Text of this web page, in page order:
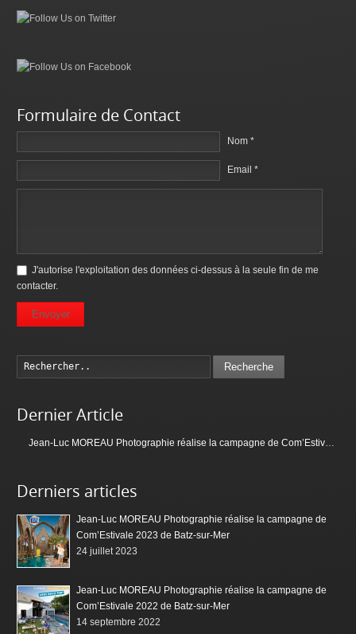
Formulaire de Contact
Nom *
Email *
J'autorise l'exploitation des données ci-dessus à la seule fin de me
contacter.
Envoyer
Recherche
Dernier Article
Derniers articles
Jean-Luc MOREAU Photographie réalise la campagne de
Com’Estivale 2023 de Batz-sur-Mer
24 juillet 2023
Jean-Luc MOREAU Photographie réalise la campagne de
Com’Estivale 2022 de Batz-sur-Mer
14 septembre 2022